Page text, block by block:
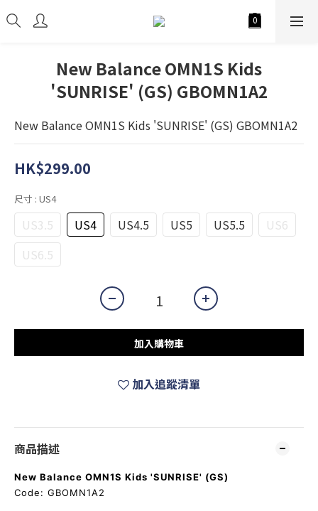
New Balance OMN1S Kids
'SUNRISE' (GS) GBOMN1A2
New Balance OMN1S Kids 'SUNRISE' (GS) GBOMN1A2
HK$299.00
尺寸 : US4
US3.5 US4 US4.5 US5 US5.5
US6
US6.5
加入購物車
加入追蹤清單
商品描述
New Balance OMN1S Kids 'SUNRISE' (GS)
Code: GBOMN1A2